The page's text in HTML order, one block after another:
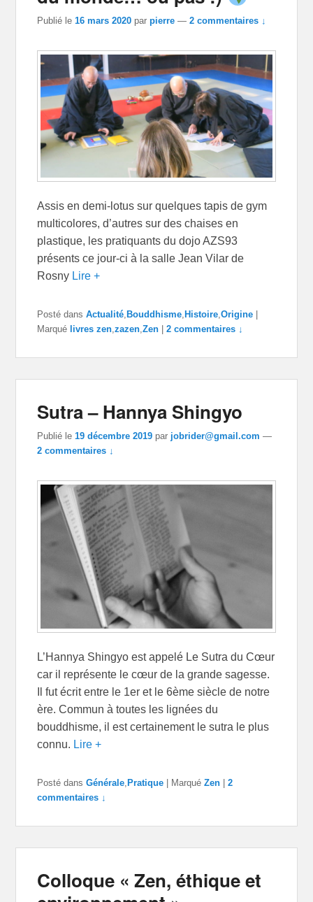
Publié le16 mars 2020 parpierre —2 commentaires ↓
Assis en demi-lotus sur quelques tapis de gym
multicolores, d’autres sur des chaises en
plastique, les pratiquants du dojo AZS93
présents ce jour-ci à la salle Jean Vilar de
Rosny Lire +
Posté dans Actualité, Bouddhisme, Histoire,Origine
Marqué livres zen,zazen,Zen |2 commentaires ↓
Sutra – Hannya Shingyo
Publié le19 décembre 2019 par jobrider@gmail.com —
2 commentaires ↓
L’Hannya Shingyo est appelé Le Sutra du Cœur
car il représente le cœur de la grande sagesse.
Il fut écrit entre le 1er et le 6ème siècle de notre
ère. Commun à toutes les lignées du
bouddhisme, il est certainement le sutra le plus
connu. Lire +
Posté dans Générale, Pratique Marqué Zen |2
commentaires ↓
Colloque « Zen, éthique et